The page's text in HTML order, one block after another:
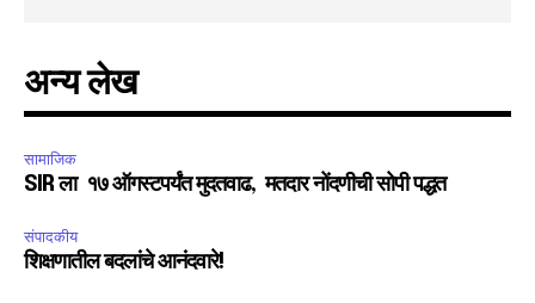
अन्य लेख
सामाजिक
SIR ला १७ ऑगस्टपर्यंत मुदतवाढ, मतदार नोंदणीची सोपी पद्धत
संपादकीय
शिक्षणातील बदलांचे आनंदवारे!